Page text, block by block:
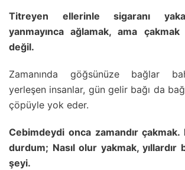
Titreyen ellerinle sigaranı
yanmayınca ağlamak, ama çakmak
değil.
Zamanında göğsünüze bağlar
yerleşen insanlar, gün gelir bağı da
çöpüyle yok eder.
Cebimdeydi onca zamandır
durdum; Nasıl olur yakmak,
şeyi.